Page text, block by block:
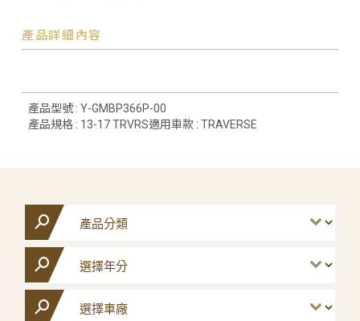
產品詳細內容
產品型號 : Y-GMBP366P-00
產品規格 : 13-17 TRVRS適用車款 : TRAVERSE